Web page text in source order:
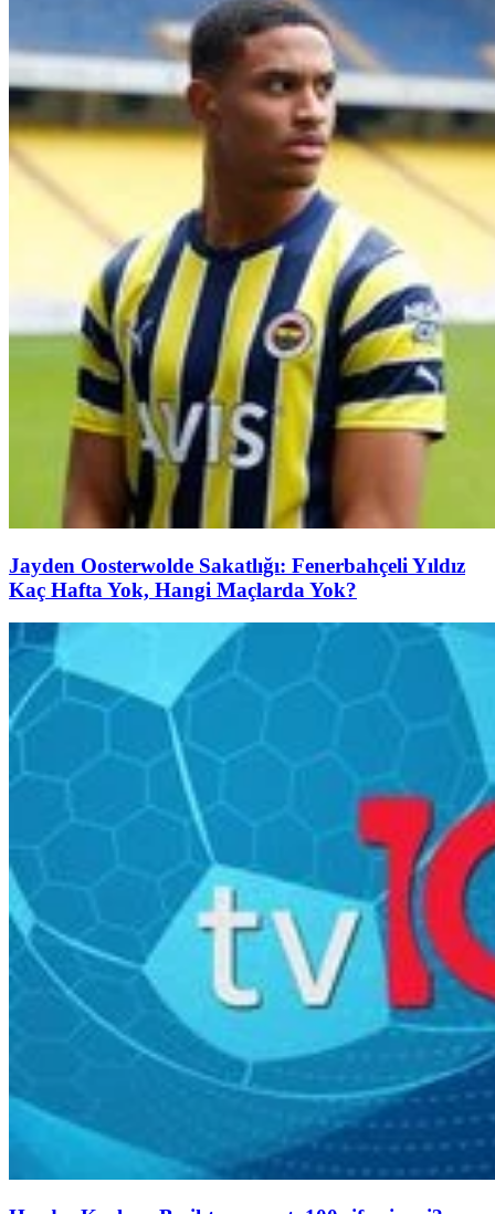
Jayden Oosterwolde Sakatlığı: Fenerbahçeli Yıldız
Kaç Hafta Yok, Hangi Maçlarda Yok?